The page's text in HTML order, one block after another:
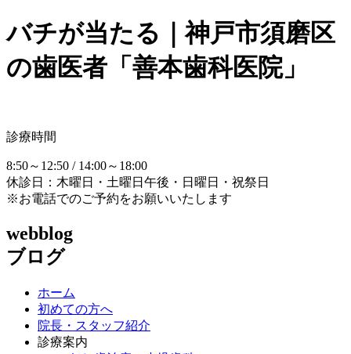
バチが当たる｜神戸市須磨区
の歯医者「善本歯科医院」
診療時間
8:50～12:50 / 14:00～18:00
休診日：木曜日・土曜日午後・日曜日・祝祭日
※お電話でのご予約をお願いいたします
webblog
ブログ
ホーム
初めての方へ
院長・スタッフ紹介
診療案内